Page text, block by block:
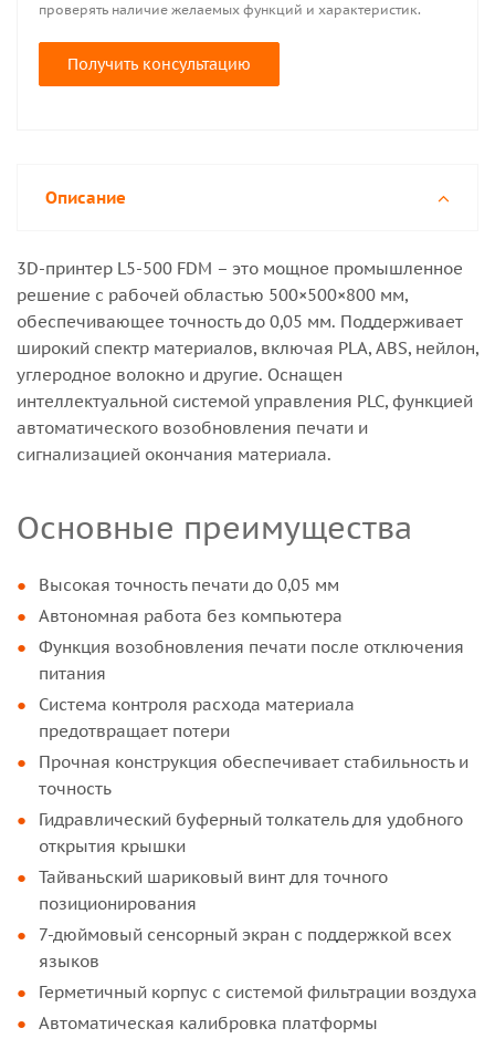
проверять наличие желаемых функций и характеристик.
Получить консультацию
Описание
3D-принтер L5-500 FDM – это мощное промышленное
решение с рабочей областью 500×500×800 мм,
обеспечивающее точность до 0,05 мм. Поддерживает
широкий спектр материалов, включая PLA, ABS, нейлон,
углеродное волокно и другие. Оснащен
интеллектуальной системой управления PLC, функцией
автоматического возобновления печати и
сигнализацией окончания материала.
Основные преимущества
Высокая точность печати до 0,05 мм
Автономная работа без компьютера
Функция возобновления печати после отключения
питания
Система контроля расхода материала
предотвращает потери
Прочная конструкция обеспечивает стабильность и
точность
Гидравлический буферный толкатель для удобного
открытия крышки
Тайваньский шариковый винт для точного
позиционирования
7-дюймовый сенсорный экран с поддержкой всех
языков
Герметичный корпус с системой фильтрации воздуха
Автоматическая калибровка платформы